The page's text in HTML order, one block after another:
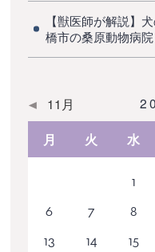
【獣医師が解説】
橋市の桑原動物病院
月 火 水
11月
1
6
7 8
13
14 15